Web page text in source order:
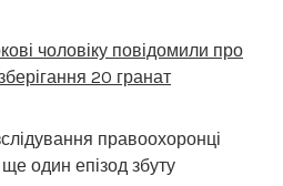
чоловіку повідомили про
20 гранат
правоохоронці
один епізод збуту